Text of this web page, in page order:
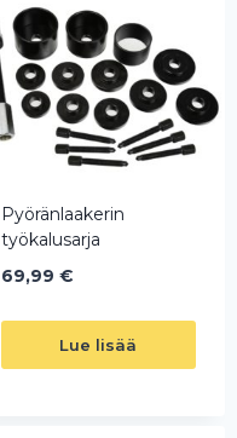
Pyöränlaakerin
työkalusarja
69,99 €
Lue lisää